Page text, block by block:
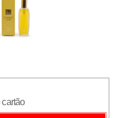
cartão